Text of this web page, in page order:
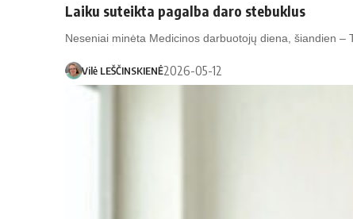
Laiku suteikta pagalba daro stebuklus
Neseniai minėta Medicinos darbuotojų diena, šiandien –
Vilė LEŠČINSKIENĖ2026-05-12